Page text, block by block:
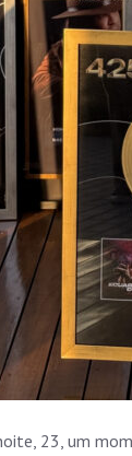
23, um